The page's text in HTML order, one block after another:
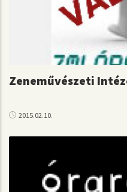
Zeneművészeti
2015.02.10.